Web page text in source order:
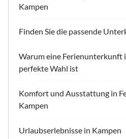
Kampen
Finden Sie die passende
Warum eine Ferienunterkunft
perfekte Wahl ist
Komfort und Ausstattung in
Kampen
Urlaubserlebnisse in Kampen